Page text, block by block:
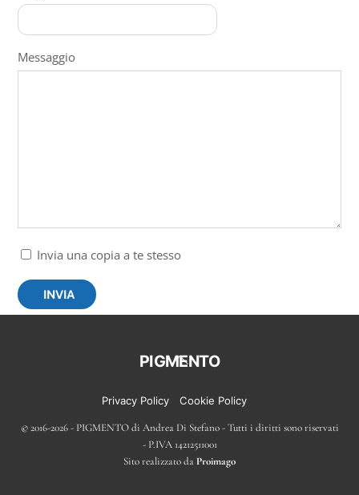
Messaggio
Invia una copia a te stesso
INVIA
Back
To
PIGMENTO
Privacy Policy Cookie Policy
© 2016-2026 - PIGMENTO di Andrea Di Stefano - Tutti i diritti sono riservati
- P.IVA 14212511001
Sito realizzato da Proimago